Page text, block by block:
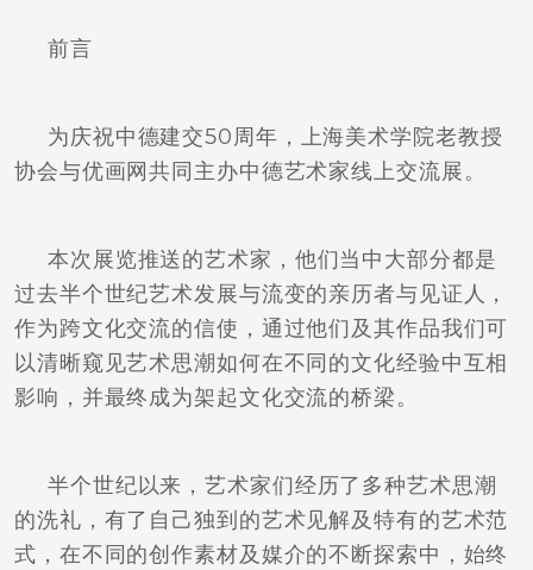
前言
为庆祝中德建交50周年，上海美术学院老教授
协会与优画网共同主办中德艺术家线上交流展。
本次展览推送的艺术家，他们当中大部分都是
过去半个世纪艺术发展与流变的亲历者与见证人，
作为跨文化交流的信使，通过他们及其作品我们可
以清晰窥见艺术思潮如何在不同的文化经验中互相
影响，并最终成为架起文化交流的桥梁。
半个世纪以来，艺术家们经历了多种艺术思潮
的洗礼，有了自己独到的艺术见解及特有的艺术范
式，在不同的创作素材及媒介的不断探索中，始终